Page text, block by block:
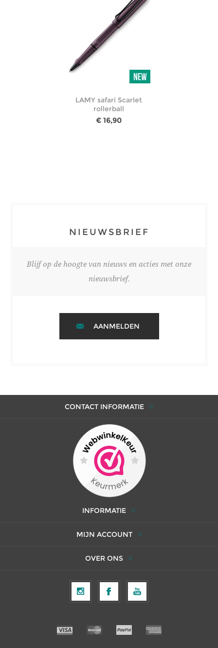
LAMY safari Scarlet
rollerball
€ 16,90
NIEUWSBRIEF
Blijf op de hoogte van nieuws en acties met onze
nieuwsbrief.
AANMELDEN
CONTACT INFORMATIE
INFORMATIE
MIJN ACCOUNT
OVER ONS